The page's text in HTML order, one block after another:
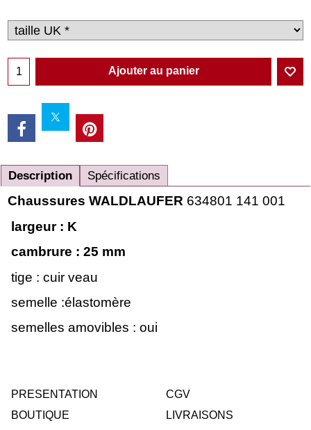
Ajouter au panier
Description Spécifications
Chaussures WALDLAUFER 634801 141 001
largeur : K
cambrure : 25 mm
tige : cuir veau
semelle :élastomère
semelles amovibles : oui
PRESENTATION
BOUTIQUE
CGV
LIVRAISONS